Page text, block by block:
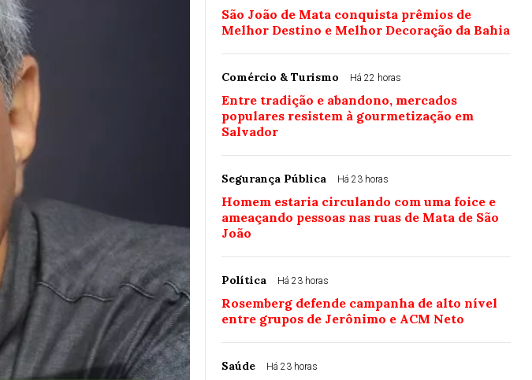
São João de Mata conquista prêmios de
Melhor Destino e Melhor Decoração da Bahia
Comércio & Turismo Há 22 horas
Entre tradição e abandono, mercados
populares resistem à gourmetização em
Salvador
Segurança Pública Há 23 horas
Homem estaria circulando com uma foice e
ameaçando pessoas nas ruas de Mata de São
João
Política Há 23 horas
Rosemberg defende campanha de alto nível
entre grupos de Jerônimo e ACM Neto
Saúde Há 23 horas